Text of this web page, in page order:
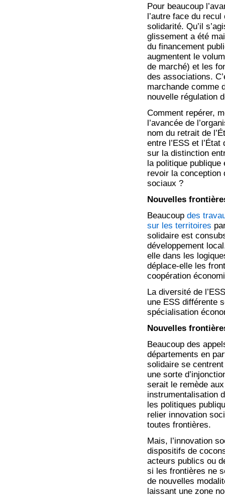
Pour beaucoup
l’autre face du
solidarité. Qu’il
glissement a été
du financement
augmentent le
de marché) et les
des associations.
marchande comme
nouvelle régulation
Comment repérer,
l’avancée de
nom du retrait de
entre l’ESS et
sur la distinction
la politique
revoir la conception
sociaux ?
Nouvelles
Beaucoupdes
sur les territoires
solidaire est
développement
elle dans les
déplace-elle les
coopération
La diversité de
une ESS différente
spécialisation
Nouvelles
Beaucoup des
départements en
solidaire se
une sorte
serait le remède
instrumentalisation
les politiques
relier innovation
toutes frontières.
Mais, l’innovation
dispositifs de
acteurs publics ou
si les frontières ne
de nouvelles
laissant une zone